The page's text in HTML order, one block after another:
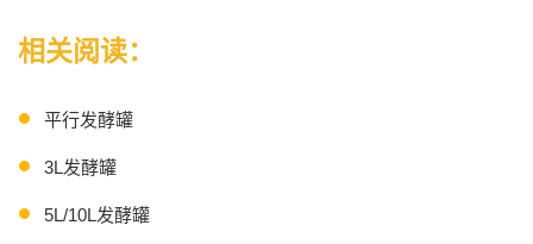
相关阅读：
平行发酵罐
3L发酵罐
5L/10L发酵罐